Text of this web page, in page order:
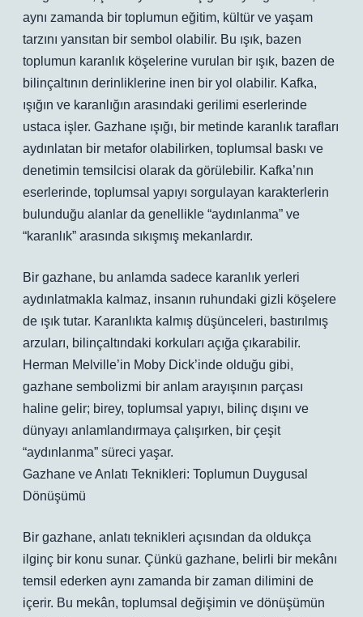
aynı zamanda bir toplumun eğitim, kültür ve yaşam
tarzını yansıtan bir sembol olabilir. Bu ışık, bazen
toplumun karanlık köşelerine vurulan bir ışık, bazen de
bilinçaltının derinliklerine inen bir yol olabilir. Kafka,
ışığın ve karanlığın arasındaki gerilimi eserlerinde
ustaca işler. Gazhane ışığı, bir metinde karanlık tarafları
aydınlatan bir metafor olabilirken, toplumsal baskı ve
denetimin temsilcisi olarak da görülebilir. Kafka’nın
eserlerinde, toplumsal yapıyı sorgulayan karakterlerin
bulunduğu alanlar da genellikle “aydınlanma” ve
“karanlık” arasında sıkışmış mekanlardır.
Bir gazhane, bu anlamda sadece karanlık yerleri
aydınlatmakla kalmaz, insanın ruhundaki gizli köşelere
de ışık tutar. Karanlıkta kalmış düşünceleri, bastırılmış
arzuları, bilinçaltındaki korkuları açığa çıkarabilir.
Herman Melville’in Moby Dick’inde olduğu gibi,
gazhane sembolizmi bir anlam arayışının parçası
haline gelir; birey, toplumsal yapıyı, bilinç dışını ve
dünyayı anlamlandırmaya çalışırken, bir çeşit
“aydınlanma” süreci yaşar.
Gazhane ve Anlatı Teknikleri: Toplumun Duygusal
Dönüşümü
Bir gazhane, anlatı teknikleri açısından da oldukça
ilginç bir konu sunar. Çünkü gazhane, belirli bir mekânı
temsil ederken aynı zamanda bir zaman dilimini de
içerir. Bu mekân, toplumsal değişimin ve dönüşümün